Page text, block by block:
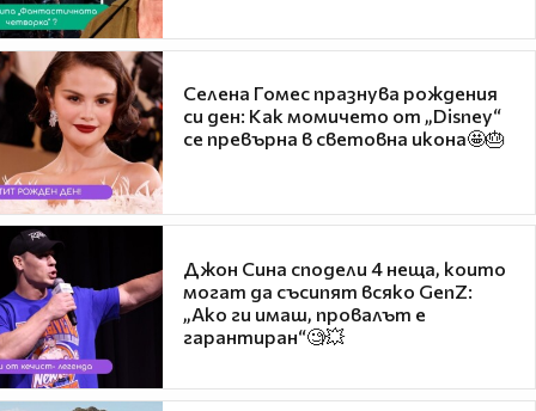
Селена Гомес празнува рождения
си ден: Как момичето от „Disney“
се превърна в световна икона🤩🎂
Джон Сина сподели 4 неща, които
могат да съсипят всяко GenZ:
„Ако ги имаш, провалът е
гарантиран“🧐💥